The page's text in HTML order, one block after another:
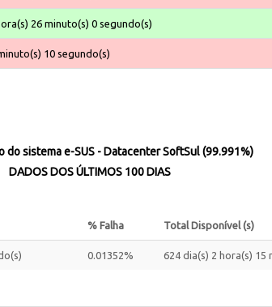
26 minuto(s) 0 segundo(s)
10 segundo(s)
do sistema e-SUS - Datacenter SoftSul (99.991%)
DADOS DOS ÚLTIMOS 100 DIAS
% Falha Total Disponível (s)
0.01352% 624 dia(s) 2 hora(s) 15